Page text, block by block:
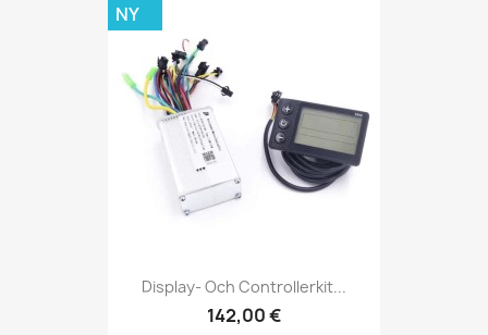
Display- Och Controllerkit...
142,00 €
NY